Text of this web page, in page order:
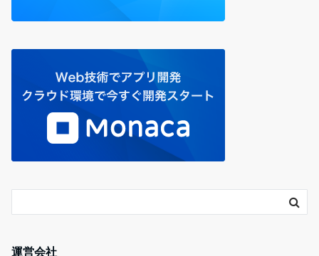
運営会社